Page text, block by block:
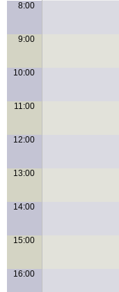
8:00
9:00
10:00
11:00
12:00
13:00
14:00
15:00
16:00